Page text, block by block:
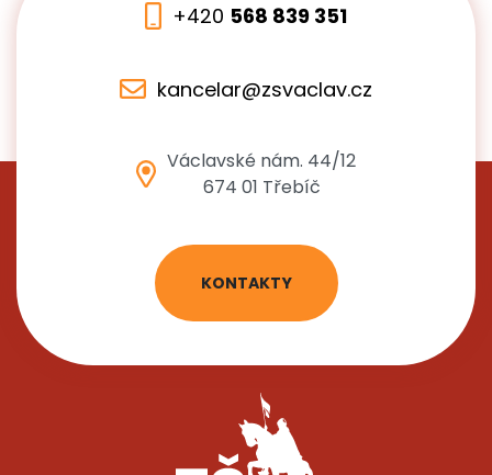
+420 568 839 351
kancelar@zsvaclav.cz
Václavské nám. 44/12
674 01 Třebíč
KONTAKTY